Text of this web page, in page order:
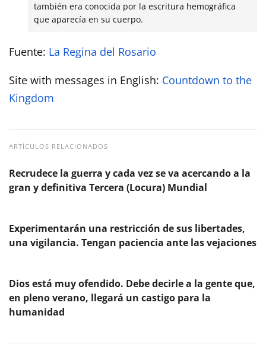
también era conocida por la escritura hemográfica
que aparecía en su cuerpo.
Fuente: La Regina del Rosario
Site with messages in English: Countdown to the
Kingdom
ARTÍCULOS RELACIONADOS
Recrudece la guerra y cada vez se va acercando a la
gran y definitiva Tercera (Locura) Mundial
Experimentarán una restricción de sus libertades,
una vigilancia. Tengan paciencia ante las vejaciones
Dios está muy ofendido. Debe decirle a la gente que,
en pleno verano, llegará un castigo para la
humanidad